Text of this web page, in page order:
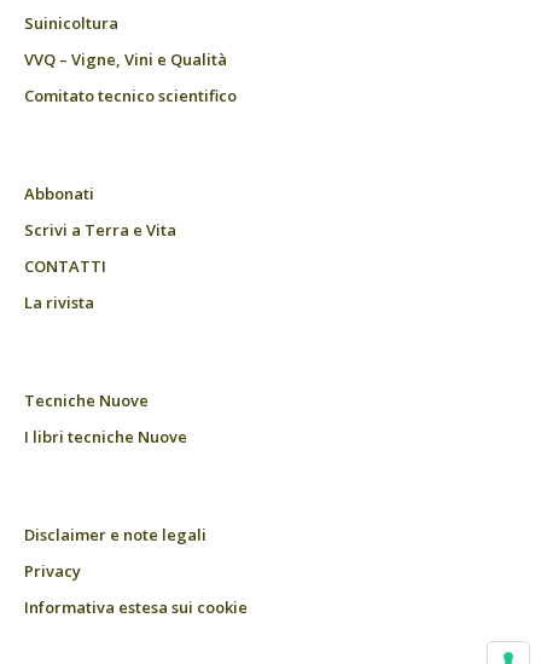
Suinicoltura
VVQ – Vigne, Vini e Qualità
Comitato tecnico scientifico
Abbonati
Scrivi a Terra e Vita
CONTATTI
La rivista
Tecniche Nuove
I libri tecniche Nuove
Disclaimer e note legali
Privacy
Informativa estesa sui cookie